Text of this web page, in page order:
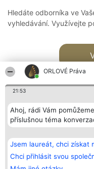
ORLOVÉ Práva
21:53
Ahoj, rádi Vám
příslušnou téma
Jsem laureát, chci získat
Chci přihlásit svou
Hledáte odborníka ve
vyhledávání. Využívejte
Bright Side Solutions sp. z o.
o. sp. k.
ul. Ruska 22
Wrocław 50-079